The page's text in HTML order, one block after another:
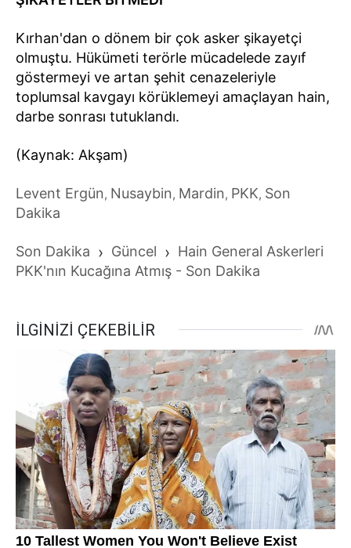
Kırhan'dan o dönem bir çok asker şikayetçi
olmuştu. Hükümeti terörle mücadelede zayıf
göstermeyi ve artan şehit cenazeleriyle
toplumsal kavgayı körüklemeyi amaçlayan hain,
darbe sonrası tutuklandı.
(Kaynak: Akşam)
Levent Ergün, Nusaybin, Mardin, PKK, Son
Dakika
Son Dakika › Güncel › Hain General Askerleri
PKK'nın Kucağına Atmış - Son Dakika